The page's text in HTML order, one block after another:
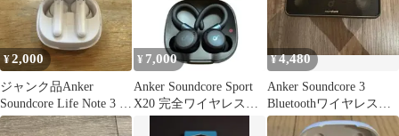
¥2,000
ジャンク品Anker
Soundcore Life Note 3 本
体
¥ 7,000
Anker Soundcore Sport
X20 完全ワイヤレスイ
¥4,480
Anker Soundcore 3
Bluetoothワイヤレスス
ピーカー